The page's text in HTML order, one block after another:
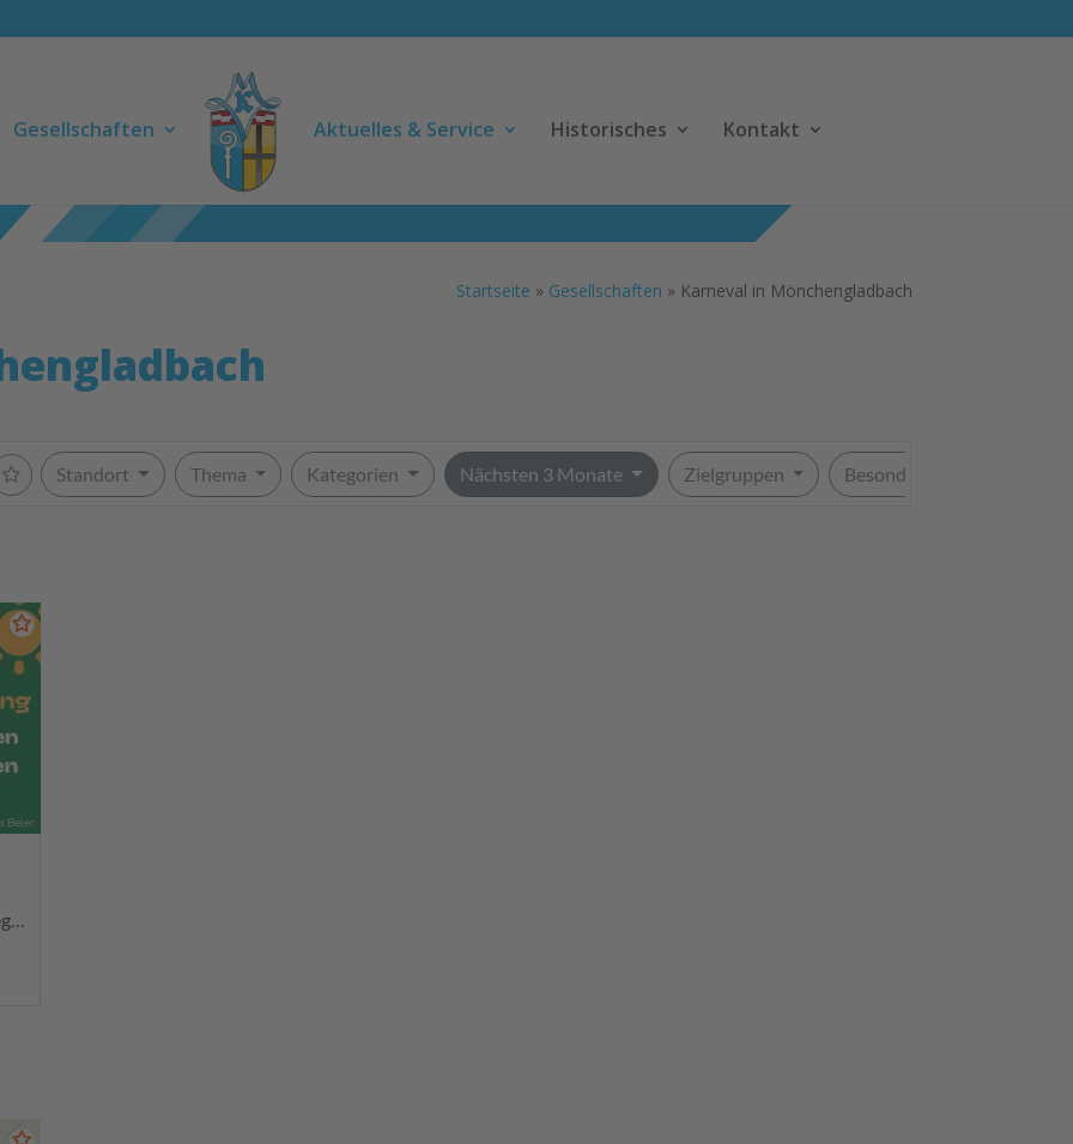
Gesellschaften Aktuelles & Service Historisches Kontakt
Startseite » Gesellschaften » Karneval in Mönchengladbach